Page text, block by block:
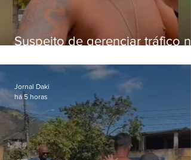
Suspeito de gerenciar tráfico na
foragido
Jornal Daki
há 5 horas